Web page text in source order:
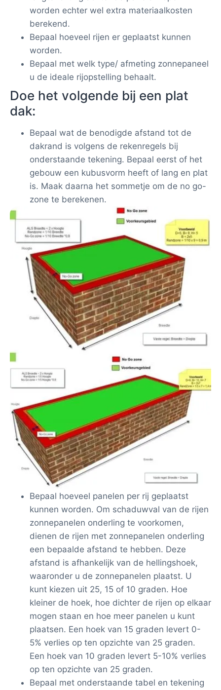
worden echter wel extra materiaalkosten
berekend.
Bepaal hoeveel rijen er geplaatst kunnen
worden.
Bepaal met welk type/ afmeting zonnepaneel
u de ideale rijopstelling behaalt.
Doe het volgende bij een plat
dak:
Bepaal wat de benodigde afstand tot de
dakrand is volgens de rekenregels bij
onderstaande tekening. Bepaal eerst of het
gebouw een kubusvorm heeft of lang en plat
is. Maak daarna het sommetje om de no go-
zone te berekenen.
Bepaal hoeveel panelen per rij geplaatst
kunnen worden. Om schaduwval van de rijen
zonnepanelen onderling te voorkomen,
dienen de rijen met zonnepanelen onderling
een bepaalde afstand te hebben. Deze
afstand is afhankelijk van de hellingshoek,
waaronder u de zonnepanelen plaatst. U
kunt kiezen uit 25, 15 of 10 graden. Hoe
kleiner de hoek, hoe dichter de rijen op elkaar
mogen staan en hoe meer panelen u kunt
plaatsen. Een hoek van 15 graden levert 0-
5% verlies op ten opzichte van 25 graden.
Een hoek van 10 graden levert 5-10% verlies
op ten opzichte van 25 graden.
Bepaal met onderstaande tabel en tekening